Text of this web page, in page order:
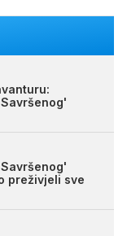
preživjeli sve